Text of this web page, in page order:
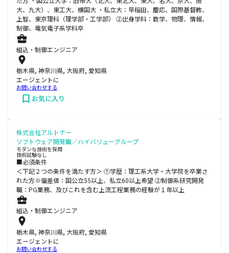
大、九大）、東工大、横国大 ・私立大：早稲田、慶応、国際基督教、
上智、東京理科（理学部・工学部） ②出身学科：数学、物理、情報、
制御、電気電子系学科卒
組込・制御エンジニア
栃木県, 神奈川県, 大阪府, 愛知県
エージェントに
お問い合わせする
お気に入り
株式会社アルトナー
ソフトウェア開発職／ハイバリューグループ
モダンな技術を採用
技術試験なし
■必須条件
＜下記２つの条件を満たす方＞ ①学歴：理工系大学・大学院を卒業さ
れた方※偏差値：国公立55以上、私立60以上希望 ②制御系研究開発
職：PG業務、及びこれを含む上流工程業務の経験が１年以上
組込・制御エンジニア
栃木県, 神奈川県, 大阪府, 愛知県
エージェントに
お問い合わせする